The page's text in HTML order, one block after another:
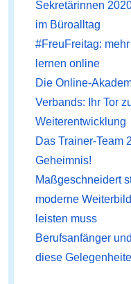
Sekretärinnen
im Büroalltag
#FreuFreitag:
lernen online
Die Online-
Verbands: Ihr Tor
Weiterentwicklung
Das Trainer-Team
Geheimnis!
Maßgeschneidert
moderne
leisten muss
Berufsanfänger
diese